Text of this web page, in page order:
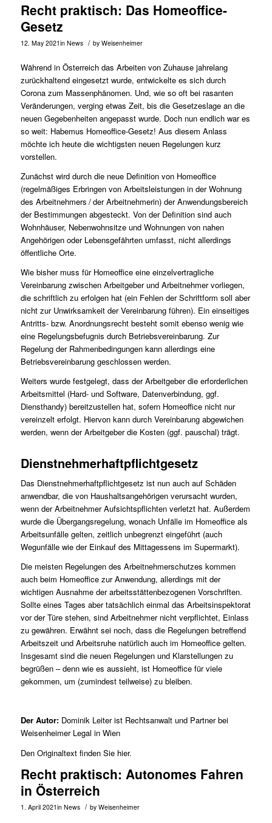
Recht praktisch: Das Homeoffice-
Gesetz
12. May 2021in News / by Weisenheimer
Während in Österreich das Arbeiten von Zuhause jahrelang
zurückhaltend eingesetzt wurde, entwickelte es sich durch
Corona zum Massenphänomen. Und, wie so oft bei rasanten
Veränderungen, verging etwas Zeit, bis die Gesetzeslage an die
neuen Gegebenheiten angepasst wurde. Doch nun endlich war es
so weit: Habemus Homeoffice-Gesetz! Aus diesem Anlass
möchte ich heute die wichtigsten neuen Regelungen kurz
vorstellen.
Zunächst wird durch die neue Definition von Homeoffice
(regelmäßiges Erbringen von Arbeitsleistungen in der Wohnung
des Arbeit­nehmers / der Arbeitnehmerin) der Anwendungsbereich
der Bestimmungen abgesteckt. Von der Definition sind auch
Wohnhäuser, Nebenwohnsitze und Wohnungen von nahen
Angehörigen oder Lebensgefährten umfasst, nicht allerdings
öffentliche Orte.
Wie bisher muss für Homeoffice eine einzelvertragliche
Vereinbarung zwischen Arbeitgeber und Arbeitnehmer vorliegen,
die schriftlich zu erfolgen hat (ein Fehlen der Schriftform soll aber
nicht zur Unwirksamkeit der Vereinbarung führen). Ein einseitiges
Antritts- bzw. Anordnungsrecht besteht somit ebenso wenig wie
eine Regelungsbefugnis durch Betriebsvereinbarung. Zur
Regelung der Rahmenbedingungen kann allerdings eine
Betriebsvereinbarung geschlossen werden.
Weiters wurde festgelegt, dass der Arbeitgeber die erforderlichen
Arbeitsmittel (Hard- und Software, Datenverbindung, ggf.
Diensthandy) bereitzustellen hat, sofern Homeoffice nicht nur
vereinzelt erfolgt. Hiervon kann durch Vereinbarung abgewichen
werden, wenn der Arbeitgeber die Kosten (ggf. pauschal) trägt.
Dienstnehmerhaftpflichtgesetz
Das Dienstnehmerhaftpflichtgesetz ist nun auch auf Schäden
anwendbar, die von Haushaltsangehörigen verursacht wurden,
wenn der Arbeitnehmer Aufsichtspflichten verletzt hat. Außerdem
wurde die Übergangsregelung, wonach Unfälle im Homeoffice als
Arbeitsunfälle gelten, zeitlich unbegrenzt eingeführt (auch
Wegunfälle wie der Einkauf des Mittagessens im Supermarkt).
Die meisten Regelungen des Arbeitnehmerschutzes kommen
auch beim Homeoffice zur Anwendung, allerdings mit der
wichtigen Ausnahme der arbeitsstättenbezogenen Vorschriften.
Sollte eines Tages aber tatsächlich einmal das Arbeitsinspektorat
vor der Türe stehen, sind Arbeitnehmer nicht verpflichtet, Einlass
zu gewähren. Erwähnt sei noch, dass die Regelungen betreffend
Arbeitszeit und Arbeitsruhe natürlich auch im Homeoffice gelten.
Insgesamt sind die neuen Regelungen und Klarstellungen zu
begrüßen – denn wie es aussieht, ist Homeoffice für viele
gekommen, um (zumindest teilweise) zu bleiben.
Der Autor: Dominik Leiterist Rechtsanwalt und Partner bei
Weisenheimer Legal in Wien
Den Originaltext finden Sie hier.
Recht praktisch: Autonomes Fahren
in Österreich
1. April 2021in News / by Weisenheimer